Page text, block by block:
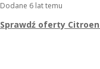
Dodane 6 lat temu
Sprawdź oferty